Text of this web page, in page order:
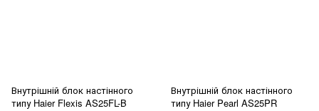
Внутрішній блок настінного
типу Haier Flexis AS25FL-B
Внутрішній блок настінного
типу Haier Pearl AS25PR